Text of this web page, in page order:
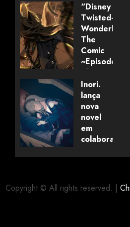
“Disney
Twisted-
Wonderland:
The
Comic
~Episode
of
Savanaclaw~”
anunciado
pela
Universo
dos
Livros
Inori.
lança
nova
novel
em
colaboração
Copyright © All rights reserved. |